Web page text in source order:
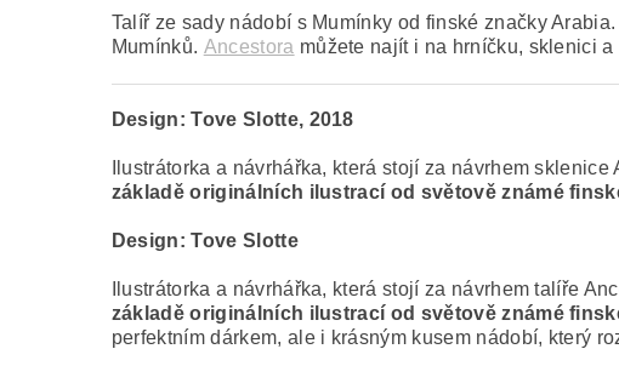
Talíř ze sady nádobí s Mumínky od finské značky
Mumínků. Ancestora můžete najít i na hrníčku, sklenici a
Design: Tove Slotte, 2018
Ilustrátorka a návrhářka, která stojí za návrhem
základě originálních ilustrací od světově známé
Design: Tove Slotte
Ilustrátorka a návrhářka, která stojí za návrhem talíře
základě originálních ilustrací od světově známé
perfektním dárkem, ale i krásným kusem nádobí, který